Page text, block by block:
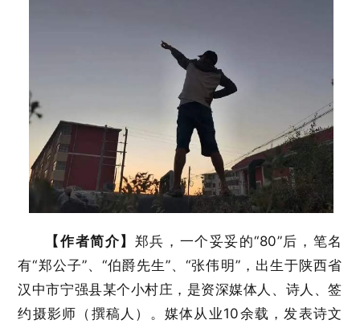
【作者简介】 郑兵，一个妥妥的“80”后，笔名
有“郑公子”、“伯爵先生”、“张伟明”，出生于陕西省
汉中市宁强县某个小村庄，是资深媒体人、诗人、签
约摄影师（撰稿人）。媒体从业10余载，发表诗文